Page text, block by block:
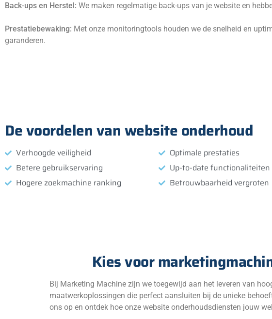
Back-ups en Herstel: We maken regelmatige back-ups van je website en
Prestatiebewaking: Met onze monitoringtools houden we de snelheid en
garanderen.
De voordelen van website onderhoud
Verhoogde veiligheid
Betere gebruikservaring
Hogere zoekmachine ranking
Optimale prestaties
Up-to-date functionaliteiten
Betrouwbaarheid vergroten
Kies voor
Bij Marketing Machine zijn we toegewijd aan het leveren van
maatwerkoplossingen die perfect aansluiten bij de unieke
ons op en ontdek hoe onze website onderhoudsdiensten jouw